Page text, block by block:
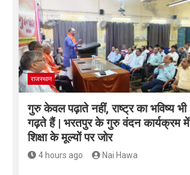
राजस्थान
गुरु केवल पढ़ाते नहीं, राष्ट्र का भविष्य भी
गढ़ते हैं | भरतपुर के गुरु वंदन कार्यक्रम में
शिक्षा के मूल्यों पर जोर
4 hours ago Nai Hawa